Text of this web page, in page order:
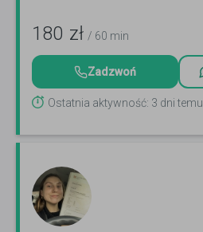
180 zł / 60 min
Zadzwoń
Ostatnia aktywność: 3 dni temu